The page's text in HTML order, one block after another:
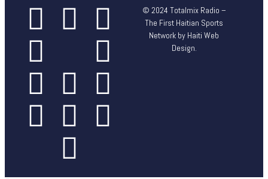
© 2024 Totalmix Radio –
The First Haitian Sports
Network by Haiti Web
Design.